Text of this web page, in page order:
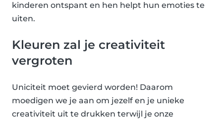
kinderen ontspant en hen helpt hun emoties te
uiten.
Kleuren zal je creativiteit
vergroten
Uniciteit moet gevierd worden! Daarom
moedigen we je aan om jezelf en je unieke
creativiteit uit te drukken terwijl je onze